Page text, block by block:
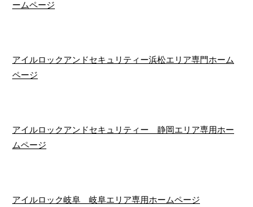
ームページ
アイルロックアンドセキュリティー浜松エリア専門ホーム
ページ
アイルロックアンドセキュリティー 静岡エリア専用ホー
ムページ
アイルロック岐阜 岐阜エリア専用ホームページ